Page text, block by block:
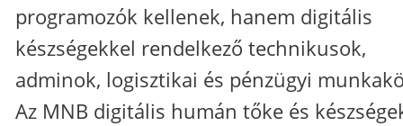
programozók kellenek, hanem digitális
készségekkel rendelkező technikusok,
adminok, logisztikai és pénzügyi
Az MNB digitális humán tőke és